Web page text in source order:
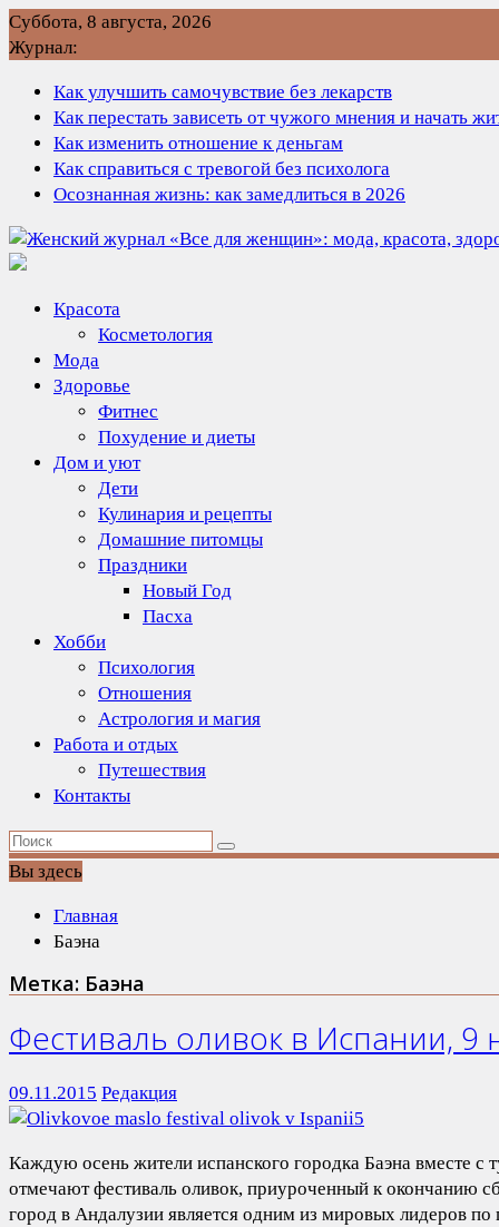
Перейти
к
Суббота, 8 августа, 2026
Журнал:
Как улучшить самочувствие без лекарств
Как перестать зависеть от чужого мнения и начать
Как изменить отношение к деньгам
Как справиться с тревогой без психолога
Осознанная жизнь: как замедлиться в 2026
Красота
Косметология
Мода
Здоровье
Фитнес
Похудение и диеты
Дом и уют
Дети
Кулинария и рецепты
Домашние питомцы
Праздники
Новый Год
Пасха
Хобби
Психология
Отношения
Астрология и магия
Работа и отдых
Путешествия
Контакты
Вы здесь
Главная
Баэна
Метка: Баэна
Фестиваль оливок в Испании, 9
09.11.2015 Редакция
Каждую осень жители испанского городка Баэна вместе с
отмечают фестиваль оливок, приуроченный к окончанию
город в Андалузии является одним из мировых лидеров по